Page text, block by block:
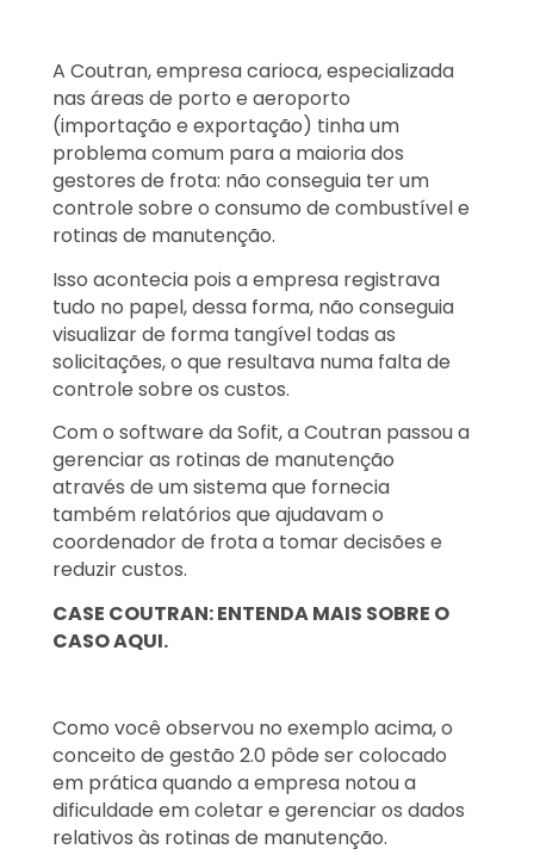
A Coutran, empresa carioca, especializada
nas áreas de porto e aeroporto
(importação e exportação) tinha um
problema comum para a maioria dos
gestores de frota: não conseguia ter um
controle sobre o consumo de combustível e
rotinas de manutenção.
Isso acontecia pois a empresa registrava
tudo no papel, dessa forma, não conseguia
visualizar de forma tangível todas as
solicitações, o que resultava numa falta de
controle sobre os custos.
Com o software da Sofit, a Coutran passou a
gerenciar as rotinas de manutenção
através de um sistema que fornecia
também relatórios que ajudavam o
coordenador de frota a tomar decisões e
reduzir custos.
CASE COUTRAN: ENTENDA MAIS SOBRE O
CASO AQUI.
Como você observou no exemplo acima, o
conceito de gestão 2.0 pôde ser colocado
em prática quando a empresa notou a
dificuldade em coletar e gerenciar os dados
relativos às rotinas de manutenção.